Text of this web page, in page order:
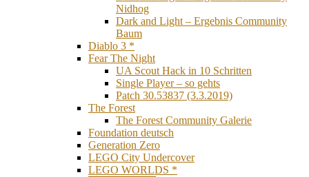
Nidhog
Dark and Light – Ergebnis Community
Baum
Diablo 3 *
Fear The Night
UA Scout Hack in 10 Schritten
Single Player – so gehts
Patch 30.53837 (3.3.2019)
The Forest
The Forest Community Galerie
Foundation deutsch
Generation Zero
LEGO City Undercover
LEGO WORLDS *